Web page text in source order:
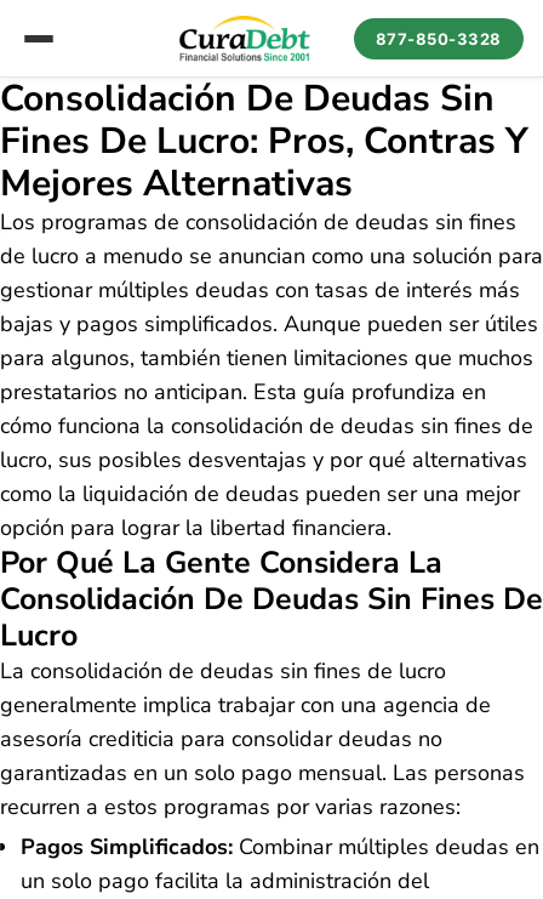
877-850-3328
Consolidación De Deudas Sin
Fines De Lucro: Pros, Contras Y
Mejores Alternativas
Los programas de consolidación de deudas sin fines
de lucro a menudo se anuncian como una solución para
gestionar múltiples deudas con tasas de interés más
bajas y pagos simplificados. Aunque pueden ser útiles
para algunos, también tienen limitaciones que muchos
prestatarios no anticipan. Esta guía profundiza en
cómo funciona la consolidación de deudas sin fines de
lucro, sus posibles desventajas y por qué alternativas
como la liquidación de deudas pueden ser una mejor
opción para lograr la libertad financiera.
Por Qué La Gente Considera La
Consolidación De Deudas Sin Fines De
Lucro
La consolidación de deudas sin fines de lucro
generalmente implica trabajar con una agencia de
asesoría crediticia para consolidar deudas no
garantizadas en un solo pago mensual. Las personas
recurren a estos programas por varias razones:
Pagos Simplificados: Combinar múltiples deudas en
un solo pago facilita la administración del